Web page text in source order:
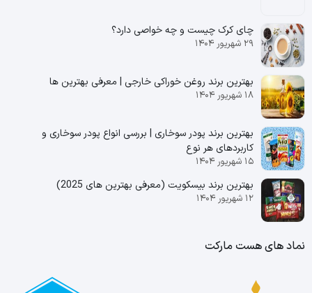
چای کرک چیست و چه خواصی دارد؟
۲۹ شهریور ۱۴۰۴
بهترین برند روغن خوراکی خارجی | معرفی بهترین ها
۱۸ شهریور ۱۴۰۴
بهترین برند پودر سوخاری | بررسی انواع پودر سوخاری و
کاربردهای هر نوع
۱۵ شهریور ۱۴۰۴
بهترین برند بیسکویت (معرفی بهترین‌ های 2025)
۱۲ شهریور ۱۴۰۴
نماد های هست مارکت